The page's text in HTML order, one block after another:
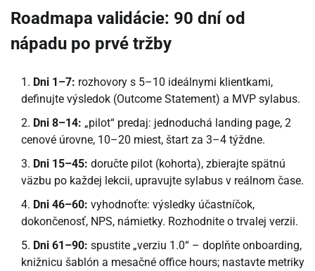
Roadmapa validácie: 90 dní od
nápadu po prvé tržby
Dni 1–7: rozhovory s 5–10 ideálnymi klientkami,
definujte výsledok (Outcome Statement) a MVP sylabus.
Dni 8–14: „pilot“ predaj: jednoduchá landing page, 2
cenové úrovne, 10–20 miest, štart za 3–4 týždne.
Dni 15–45: doručte pilot (kohorta), zbierajte spätnú
väzbu po každej lekcii, upravujte sylabus v reálnom čase.
Dni 46–60: vyhodnoťte: výsledky účastníčok,
dokončenosť, NPS, námietky. Rozhodnite o trvalej verzii.
Dni 61–90: spustite „verziu 1.0“ – doplňte onboarding,
knižnicu šablón a mesačné office hours; nastavte metriky